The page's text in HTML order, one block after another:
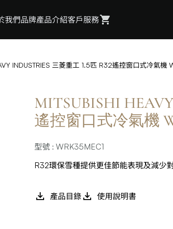
我們品牌產品介紹客戶服務
INDUSTRIES 三菱重工 1.5匹 R32遙控窗口式冷氣機
MITSUBISHI
遙控窗口式冷氣機
型號 : WRK35MEC1
R32環保雪種提供更佳節能表現及減少
產品目錄 使用說明書